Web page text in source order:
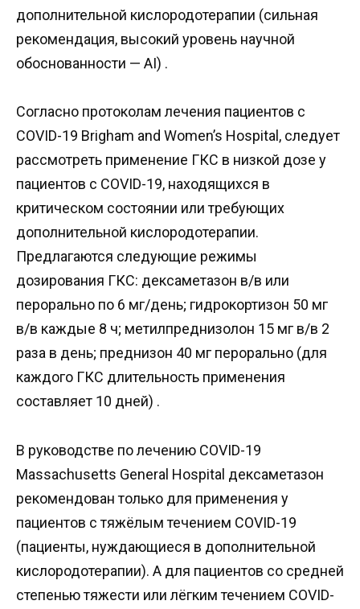
дополнительной кислородотерапии (сильная
рекомендация, высокий уровень научной
обоснованности — AI) .
Согласно протоколам лечения пациентов с
COVID-19 Brigham and Women’s Hospital, следует
рассмотреть применение ГКС в низкой дозе у
пациентов с COVID-19, находящихся в
критическом состоянии или требующих
дополнительной кислородотерапии.
Предлагаются следующие режимы
дозирования ГКС: дексаметазон в/в или
перорально по 6 мг/день; гидрокортизон 50 мг
в/в каждые 8 ч; метилпреднизолон 15 мг в/в 2
раза в день; преднизон 40 мг перорально (для
каждого ГКС длительность применения
составляет 10 дней) .
В руководстве по лечению COVID-19
Massachusetts General Hospital дексаметазон
рекомендован только для применения у
пациентов с тяжёлым течением COVID-19
(пациенты, нуждающиеся в дополнительной
кислородотерапии). А для пациентов со средней
степенью тяжести или лёгким течением COVID-